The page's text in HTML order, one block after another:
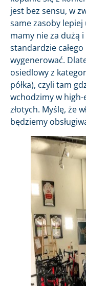
jest bez sensu, w
same zasoby
mamy nie za dużą
standardzie
wygenerować.
osiedlowy z
półka), czyli tam
wchodzimy w high-
złotych. Myślę, że
będziemy